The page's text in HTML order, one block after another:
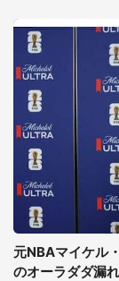
元NBAマイケル
のオーラダダ漏